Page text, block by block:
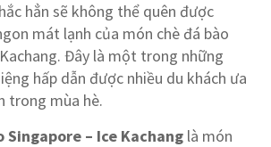
hẳn sẽ không thể quên được
mát lạnh của món chè đá bào
Đây là một trong những
hấp dẫn được nhiều du khách ưa
trong mùa hè.
Singapore – Ice Kachang là món